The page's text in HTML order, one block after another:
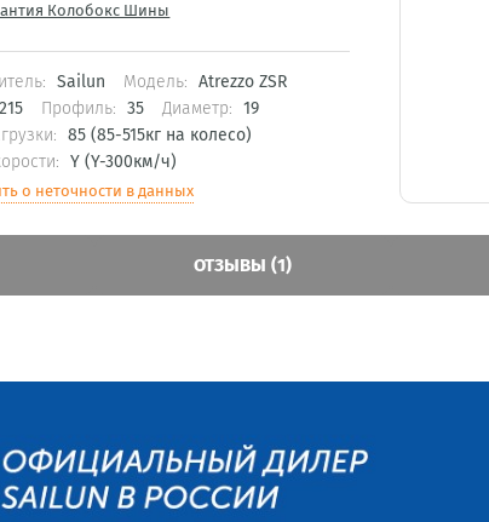
Колобокс Шины
Sailun Модель:
Atrezzo ZSR
215 Профиль: 35 Диаметр:
19
85 (85-515кг на колесо)
Y (Y-300км/ч)
о неточности в данных
ОТЗЫВЫ (1)